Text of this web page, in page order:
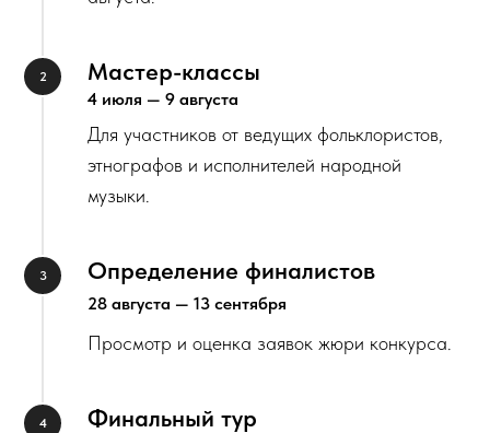
Мастер-классы
4 июля — 9 августа
Для участников от ведущих фольклористов,
этнографов и исполнителей народной
музыки.
Определение финалистов
28 августа — 13 сентября
Просмотр и оценка заявок жюри конкурса.
Финальный тур